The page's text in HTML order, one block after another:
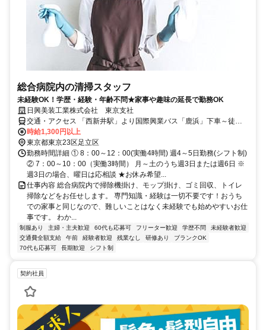
総合病院内の清掃スタッフ
未経験OK！学歴・経験・年齢不問★家事や趣味の延長で勤務OK
日興美装工業株式会社 東京支社
交通・アクセス 「西新井駅」より国際興業バス「鹿浜」下車～徒歩2
分 ★車通勤OK
時給1,300円以上
東京都東京23区足立区
勤務時間詳細 ① 8：00～12：00(実働4時間) 週4～5日勤務(シフト制)
② 7：00～10：00（実働3時間） 月～土のうち週3日または週6日 ※
週3日の場合、曜日は応相談 ★お休み希望...
仕事内容 総合病院内で掃除機掛け、モップ掛け、ゴミ回収、トイレ
掃除などをお任せします。 専門知識・経験は一切不要です！おうち
での家事と同じなので、難しいことはなく未経験でも始めやすいお仕
事です。 わか...
制服あり 主婦・主夫歓迎 60代も応募可 フリーター歓迎 学歴不問
未経験者歓迎
交通費全額支給
午前 経験者歓迎 残業なし 研修あり
ブランクOK
70代も応募可
長期歓迎 シフト制
契約社員